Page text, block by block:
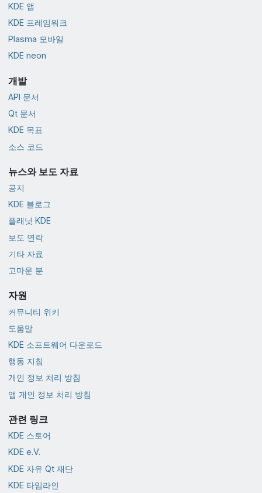
KDE 앱
KDE 프레임워크
Plasma 모바일
KDE neon
개발
API 문서
Qt 문서
KDE 목표
소스 코드
뉴스와 보도 자료
공지
KDE 블로그
플래닛 KDE
보도 연락
기타 자료
고마운 분
자원
커뮤니티 위키
도움말
KDE 소프트웨어 다운로드
행동 지침
개인 정보 처리 방침
앱 개인 정보 처리 방침
관련 링크
KDE 스토어
KDE e.V.
KDE 자유 Qt 재단
KDE 타임라인